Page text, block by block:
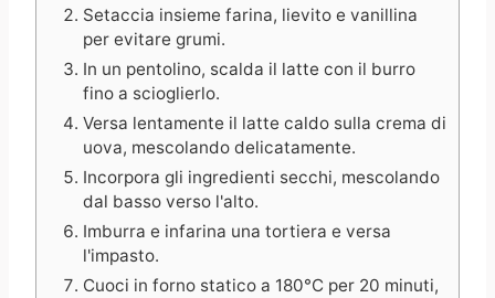
Setaccia insieme farina, lievito e vanillina
per evitare grumi.
In un pentolino, scalda il latte con il burro
fino a scioglierlo.
Versa lentamente il latte caldo sulla crema di
uova, mescolando delicatamente.
Incorpora gli ingredienti secchi, mescolando
dal basso verso l'alto.
Imburra e infarina una tortiera e versa
l'impasto.
Cuoci in forno statico a 180°C per 20 minuti,